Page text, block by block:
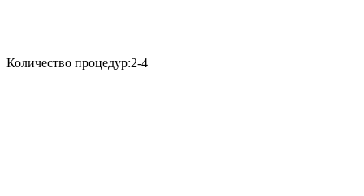
Количество процедур:2-4